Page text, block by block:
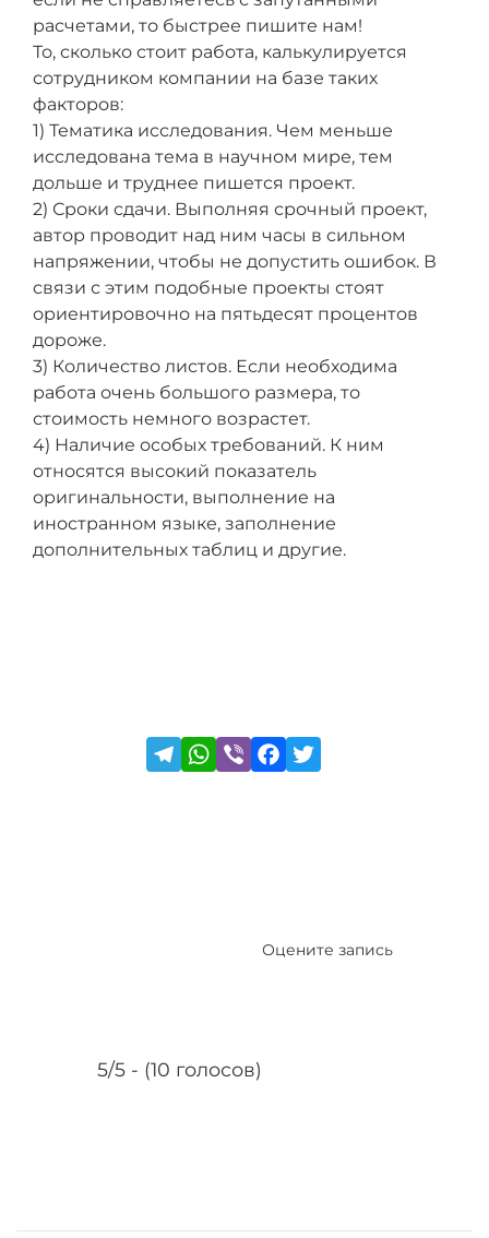
расчетами, то быстрее пишите нам!
То, сколько стоит работа, калькулируется
сотрудником компании на базе таких
факторов:
1) Тематика исследования. Чем меньше
исследована тема в научном мире, тем
дольше и труднее пишется проект.
2) Сроки сдачи. Выполняя срочный проект,
автор проводит над ним часы в сильном
напряжении, чтобы не допустить ошибок. В
связи с этим подобные проекты стоят
ориентировочно на пятьдесят процентов
дороже.
3) Количество листов. Если необходима
работа очень большого размера, то
стоимость немного возрастет.
4) Наличие особых требований. К ним
относятся высокий показатель
оригинальности, выполнение на
иностранном языке, заполнение
дополнительных таблиц и другие.
5/5 - (10 голосов)
Оцените запись